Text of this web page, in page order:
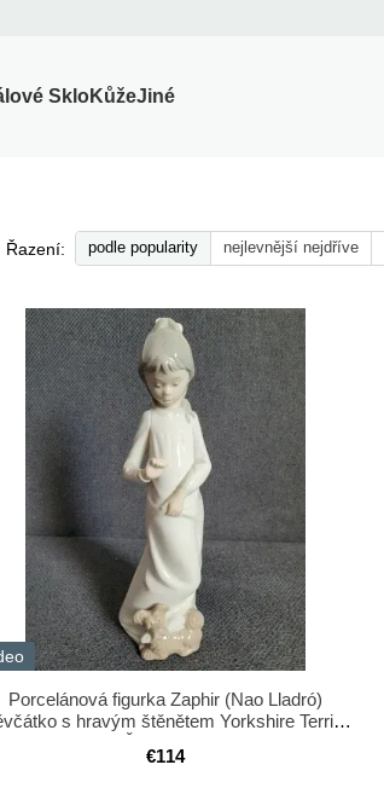
SkloKůžeJiné
Řazení: podle popularity nejlevnější nejdříve
Porcelánová figurka Zaphir (Nao Lladró)
s hravým štěnětem Yorkshire Terrier
€114